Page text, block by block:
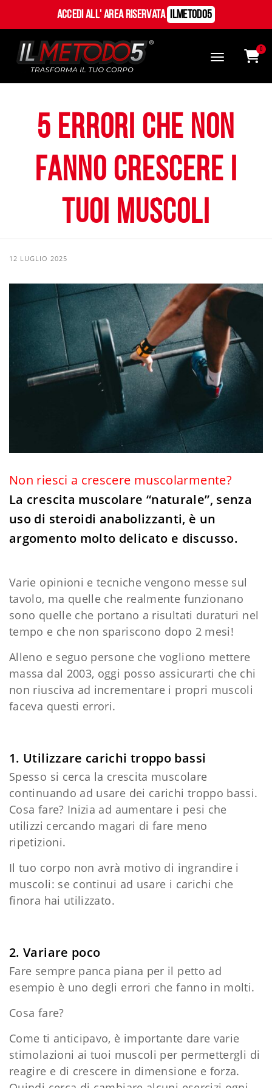
Accedi all' Area Riservata ILMetodo5
0
5 errori che non
fanno crescere i
tuoi muscoli
12 LUGLIO 2025
Non riesci a crescere muscolarmente?
La crescita muscolare “naturale”, senza
uso di steroidi anabolizzanti, è un
argomento molto delicato e discusso.
Varie opinioni e tecniche vengono messe sul
tavolo, ma quelle che realmente funzionano
sono quelle che portano a risultati duraturi nel
tempo e che non spariscono dopo 2 mesi!
Alleno e seguo persone che vogliono mettere
massa dal 2003, oggi posso assicurarti che chi
non riusciva ad incrementare i propri muscoli
faceva questi errori.
1. Utilizzare carichi troppo bassi
Spesso si cerca la crescita muscolare
continuando ad usare dei carichi troppo bassi.
Cosa fare? Inizia ad aumentare i pesi che
utilizzi cercando magari di fare meno
ripetizioni.
Il tuo corpo non avrà motivo di ingrandire i
muscoli: se continui ad usare i carichi che
finora hai utilizzato.
2. Variare poco
Fare sempre panca piana per il petto ad
esempio è uno degli errori che fanno in molti.
Cosa fare?
Come ti anticipavo, è importante dare varie
stimolazioni ai tuoi muscoli per permettergli di
reagire e di crescere in dimensione e forza.